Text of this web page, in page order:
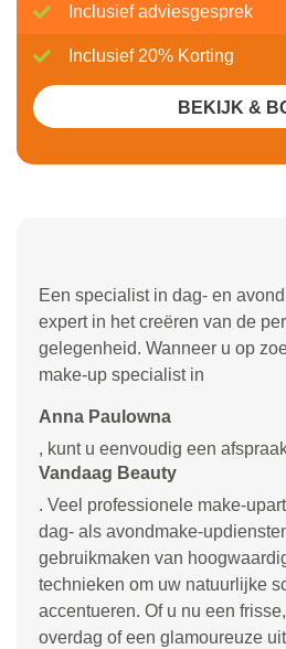
Een specialist in dag- en
expert in het creëren van de
gelegenheid. Wanneer u op
make-up specialist in
Anna Paulowna
, kunt u eenvoudig een
Vandaag Beauty
. Veel professionele make-
dag- als avondmake-
gebruikmaken van
technieken om uw natuurlijke
accentueren. Of u nu een
overdag of een glamoureuze
Inclusief adviesgesprek
Inclusief 20% Korting
BEKIJK &